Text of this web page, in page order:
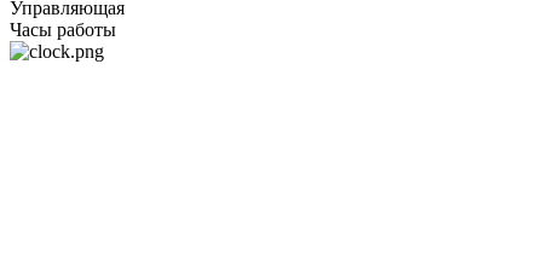
Управляющая
Часы работы